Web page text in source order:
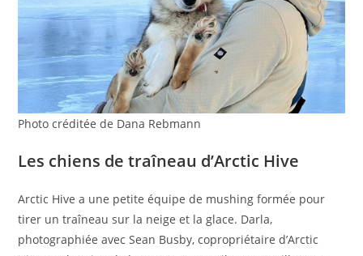
Photo créditée de Dana Rebmann
Les chiens de traîneau d’Arctic Hive
Arctic Hive a une petite équipe de mushing formée pour
tirer un traîneau sur la neige et la glace. Darla,
photographiée avec Sean Busby, copropriétaire d’Arctic